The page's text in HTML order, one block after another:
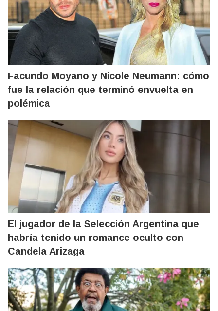
Facundo Moyano y Nicole Neumann: cómo
fue la relación que terminó envuelta en
polémica
El jugador de la Selección Argentina que
habría tenido un romance oculto con
Candela Arizaga